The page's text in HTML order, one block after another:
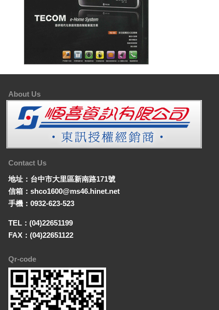
About Us
Contact Us
地址：台中市大里區新南路171號
信箱：shco1600@ms46.hinet.net
手機：0932-623-523
TEL：(04)22651199
FAX：(04)22651122
Qr-code